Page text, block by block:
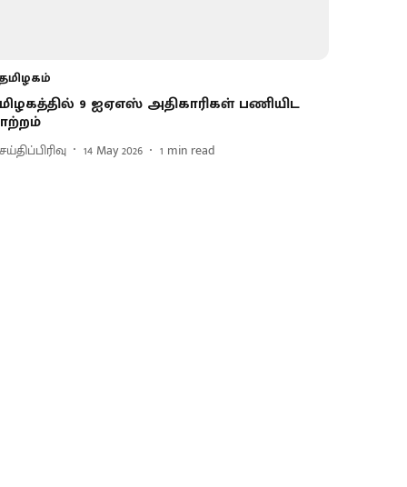
9 ஐஏஎஸ் அதிகாரிகள் பணியிட
14 May 2026 1 min read